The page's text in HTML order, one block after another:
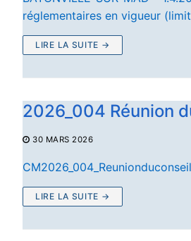
réglementaires en vigueur
LIRE LA SUITE →
2026_004 Réunion
30 MARS 2026
LIRE LA SUITE →